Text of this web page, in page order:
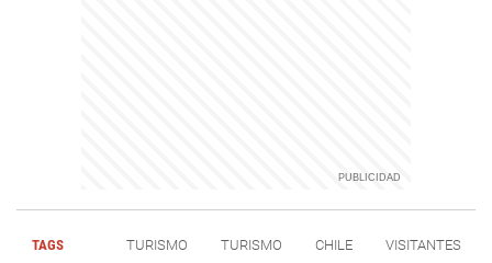
TAGS TURISMO TURISMO CHILE VISITANTES